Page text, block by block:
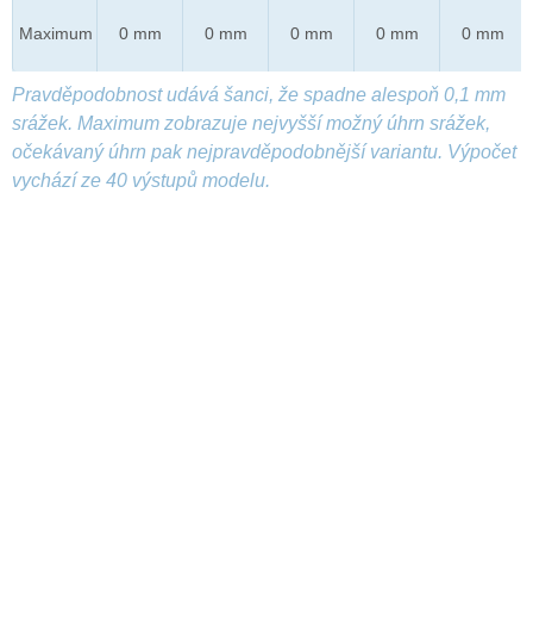
Maximum 0 mm 0 mm 0 mm 0 mm 0 mm
Pravděpodobnost udává šanci, že spadne alespoň 0,1 mm
srážek. Maximum zobrazuje nejvyšší možný úhrn srážek,
očekávaný úhrn pak nejpravděpodobnější variantu. Výpočet
vychází ze 40 výstupů modelu.